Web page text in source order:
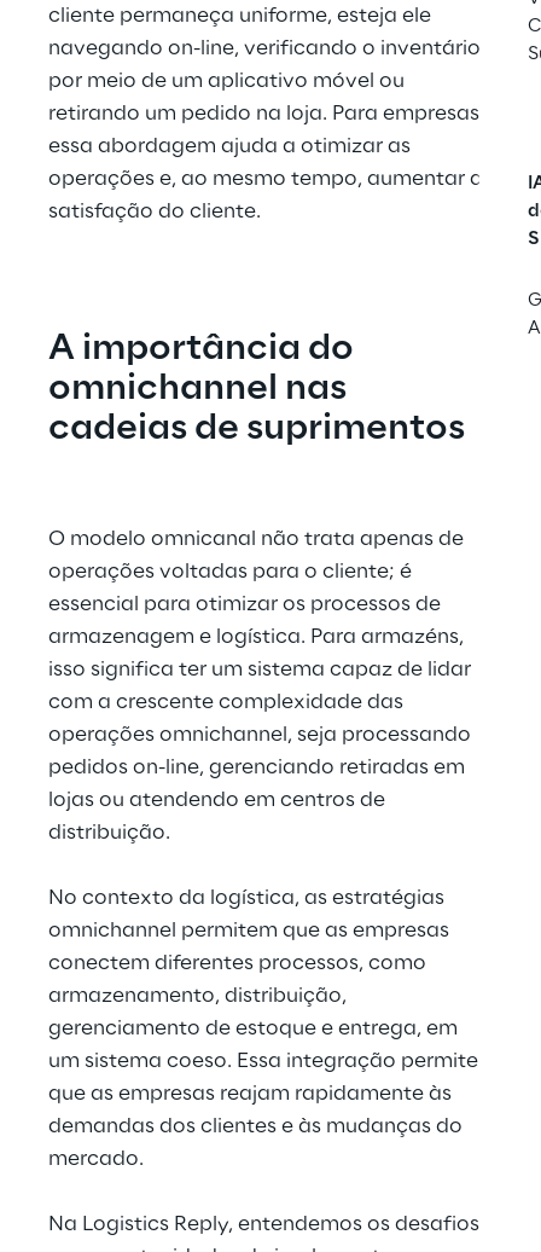
cliente permaneça uniforme, esteja ele
navegando on-line, verificando o inventário
por meio de um aplicativo móvel ou
retirando um pedido na loja. Para empresas,
essa abordagem ajuda a otimizar as
operações e, ao mesmo tempo, aumentar a
satisfação do cliente.
A importância do
omnichannel nas
cadeias de suprimentos
O modelo omnicanal não trata apenas de
operações voltadas para o cliente; é
essencial para otimizar os processos de
armazenagem e logística. Para armazéns,
isso significa ter um sistema capaz de lidar
com a crescente complexidade das
operações omnichannel, seja processando
pedidos on-line, gerenciando retiradas em
lojas ou atendendo em centros de
distribuição.
No contexto da logística, as estratégias
omnichannel permitem que as empresas
conectem diferentes processos, como
armazenamento, distribuição,
gerenciamento de estoque e entrega, em
um sistema coeso. Essa integração permite
que as empresas reajam rapidamente às
demandas dos clientes e às mudanças do
mercado.
Na Logistics Reply, entendemos os desafios